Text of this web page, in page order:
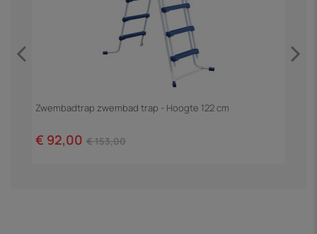
Zwembadtrap zwembad trap - Hoogte 122 cm
€ 92,00 € 153,00